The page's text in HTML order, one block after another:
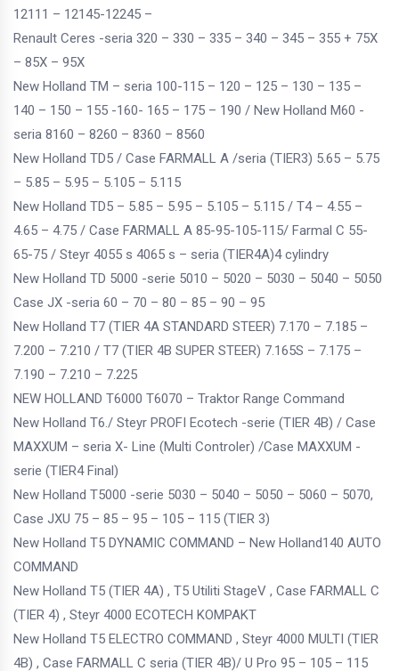
12111 – 12145-12245 –
Renault Ceres -seria 320 – 330 – 335 – 340 – 345 – 355 + 75X
– 85X – 95X
New Holland TM – seria 100-115 – 120 – 125 – 130 – 135 –
140 – 150 – 155 -160- 165 – 175 – 190 / New Holland M60 -
seria 8160 – 8260 – 8360 – 8560
New Holland TD5 / Case FARMALL A /seria (TIER3) 5.65 – 5.75
– 5.85 – 5.95 – 5.105 – 5.115
New Holland TD5 – 5.85 – 5.95 – 5.105 – 5.115 / T4 – 4.55 –
4.65 – 4.75 / Case FARMALL A 85-95-105-115/ Farmal C 55-
65-75 / Steyr 4055 s 4065 s – seria (TIER4A)4 cylindry
New Holland TD 5000 -serie 5010 – 5020 – 5030 – 5040 – 5050
Case JX -seria 60 – 70 – 80 – 85 – 90 – 95
New Holland T7 (TIER 4A STANDARD STEER) 7.170 – 7.185 –
7.200 – 7.210 / T7 (TIER 4B SUPER STEER) 7.165S – 7.175 –
7.190 – 7.210 – 7.225
NEW HOLLAND T6000 T6070 – Traktor Range Command
New Holland T6./ Steyr PROFI Ecotech -serie (TIER 4B) / Case
MAXXUM – seria X- Line (Multi Controler) /Case MAXXUM -
serie (TIER4 Final)
New Holland T5000 -serie 5030 – 5040 – 5050 – 5060 – 5070,
Case JXU 75 – 85 – 95 – 105 – 115 (TIER 3)
New Holland T5 DYNAMIC COMMAND – New Holland140 AUTO
COMMAND
New Holland T5 (TIER 4A) , T5 Utiliti StageV , Case FARMALL C
(TIER 4) , Steyr 4000 ECOTECH KOMPAKT
New Holland T5 ELECTRO COMMAND , Steyr 4000 MULTI (TIER
4B) , Case FARMALL C seria (TIER 4B)/ U Pro 95 – 105 – 115